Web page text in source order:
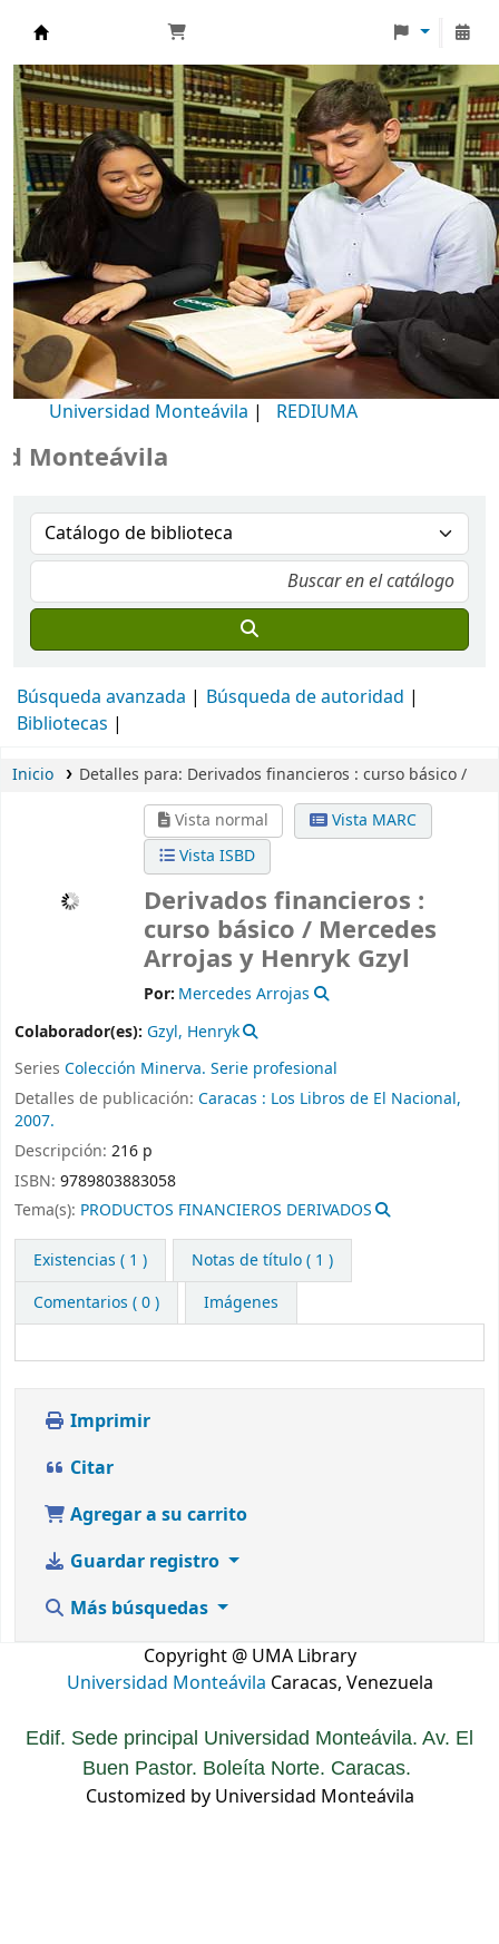
Biblioteca Universidad Monteávila
Universidad Monteávila | REDIUMA
Búsqueda avanzada
Búsqueda de autoridad
Bibliotecas
Inicio Detalles para: Derivados financieros : curso básico /
Vista normal
Vista MARC
Vista ISBD
Derivados financieros :
curso básico / Mercedes
Arrojas y Henryk Gzyl
Por: Mercedes Arrojas
Colaborador(es): Gzyl, Henryk
Series Colección Minerva. Serie profesional
Detalles de publicación: Caracas : Los Libros de El Nacional,
2007.
Descripción: 216 p
ISBN: 9789803883058
Tema(s): PRODUCTOS FINANCIEROS DERIVADOS
Existencias ( 1 )
Notas de título ( 1 )
Comentarios ( 0 )
Imágenes
Imprimir
Citar
Agregar a su carrito
Guardar registro
Más búsquedas
Copyright @ UMA Library
Universidad Monteávila Caracas, Venezuela
Edif. Sede principal Universidad Monteávila. Av. El
Buen Pastor. Boleíta Norte. Caracas.
Customized by Universidad Monteávila